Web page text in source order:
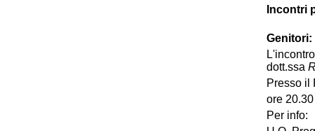
Incontri
Genitori:
dott.ssa
Presso il
ore 20.30
Per info: